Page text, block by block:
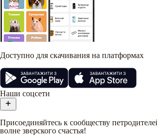
Доступно для скачивания на платформах
Наши соцсети
Присоединяйтесь к сообществу
волне зверского счастья!